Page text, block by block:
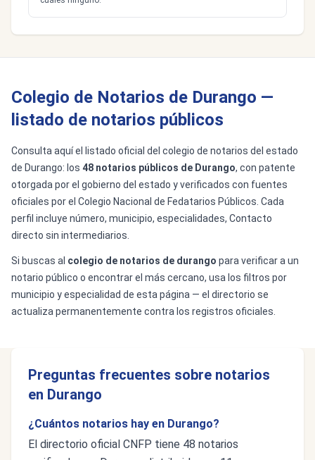
Colegio de Notarios de Durango —
listado de notarios públicos
Consulta aquí el listado oficial del colegio de notarios del estado
de Durango: los 48 notarios públicos de Durango, con patente
otorgada por el gobierno del estado y verificados con fuentes
oficiales por el Colegio Nacional de Fedatarios Públicos. Cada
perfil incluye número, municipio, especialidades, Contacto
directo sin intermediarios.
Si buscas al colegio de notarios de durango para verificar a un
notario público o encontrar el más cercano, usa los filtros por
municipio y especialidad de esta página — el directorio se
actualiza permanentemente contra los registros oficiales.
Preguntas frecuentes sobre notarios
en Durango
¿Cuántos notarios hay en Durango?
El directorio oficial CNFP tiene 48 notarios